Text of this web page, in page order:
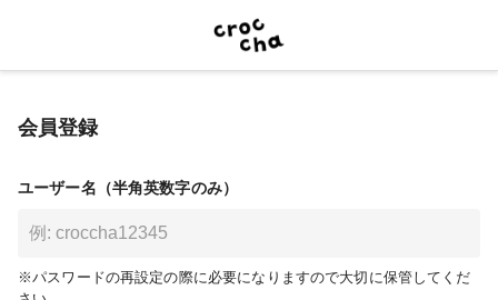
会員登録
ユーザー名（半角英数字のみ）
※パスワードの再設定の際に必要になりますので大切に保管してくだ